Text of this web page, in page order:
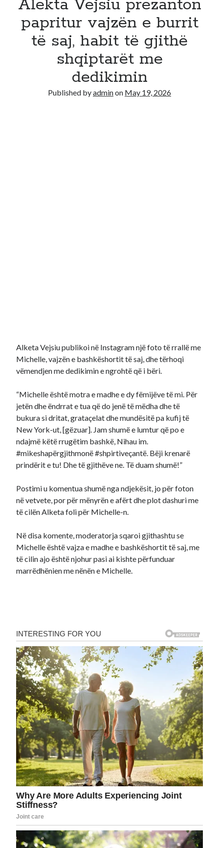
Alekta Vejsiu prezanton
papritur vajzën e burrit
të saj, habit të gjithë
shqiptarët me
dedikimin
Published byadminon May 19, 2026
Alketa Vejsiu publikoi në Instagram një foto të rrallë me
Michelle, vajzën e bashkëshortit të saj, dhe tërhoqi
vëmendjen me dedikimin e ngrohtë që i bëri.
“Michelle është motra e madhe e dy fëmijëve të mi. Për
jetën dhe ëndrrat e tua që do jenë të mëdha dhe të
bukura si dritat, grataçelat dhe mundësitë pa kufij të
New York-ut, [gëzuar]. Jam shumë e lumtur që po e
ndajmë këtë rrugëtim bashkë, Nihau im.
#mikeshapërgjithmonë #shpirtiveçantë. Bëji krenarë
prindërit e tu! Dhe të gjithëve ne. Të duam shumë!”
Postimi u komentua shumë nga ndjekësit, jo për foton
në vetvete, por për mënyrën e afërt dhe plot dashuri me
të cilën Alketa foli për Michelle-n.
Në disa komente, moderatorja sqaroi gjithashtu se
Michelle është vajza e madhe e bashkëshortit të saj, me
të cilin ajo është njohur pasi ai kishte përfunduar
marrëdhënien me nënën e Michelle.